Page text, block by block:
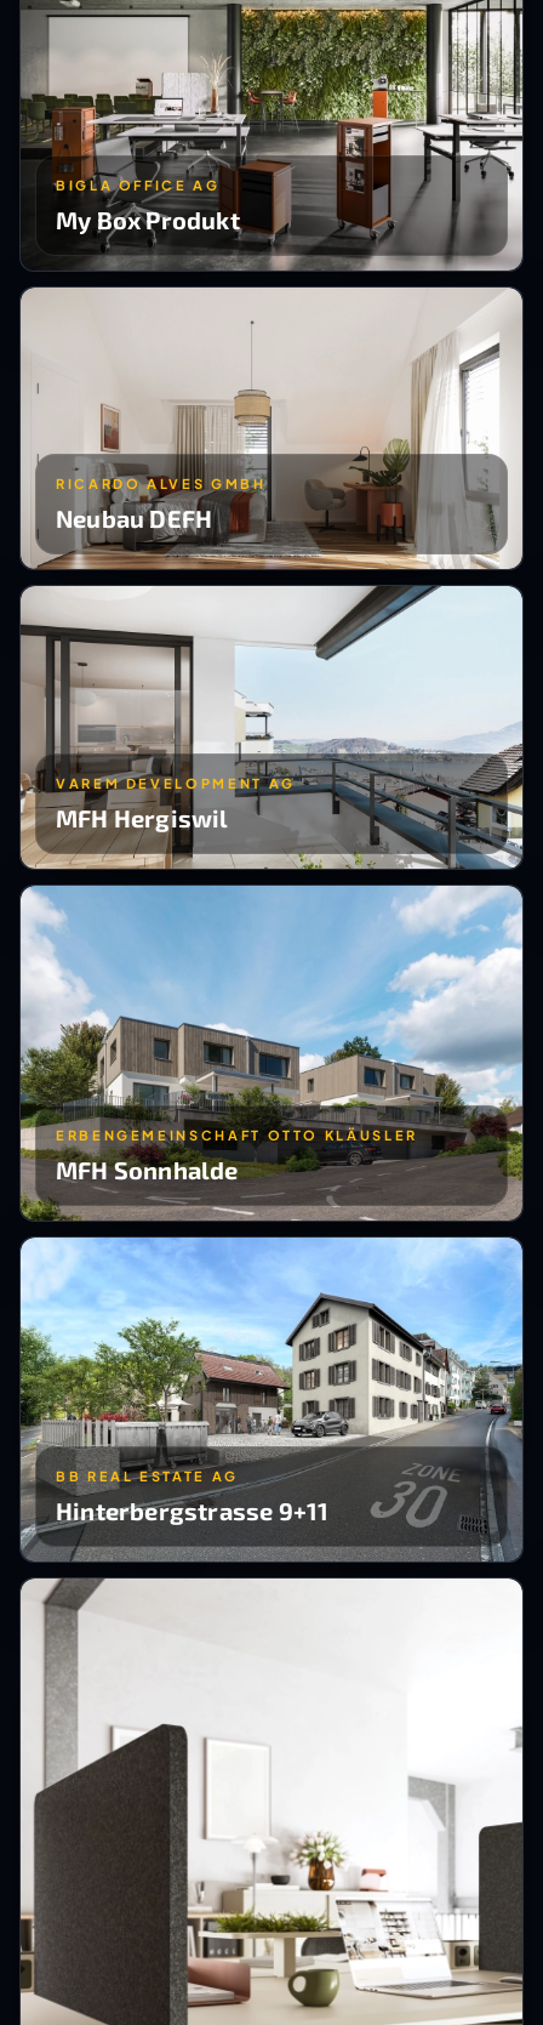
BIGLA OFFICE AG
My Box Produkt
RICARDO ALVES GMBH
Neubau DEFH
VAREM DEVELOPMENT AG
MFH Hergiswil
ERBENGEMEINSCHAFT OTTO KLÄUSLER
MFH Sonnhalde
BB REAL ESTATE AG
Hinterbergstrasse 9+11